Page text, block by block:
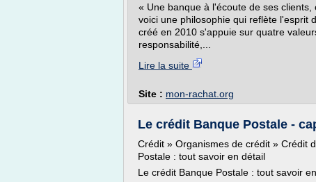
« Une banque à l'écoute de ses
voici une philosophie qui reflète l'esprit
créé en 2010 s'appuie sur quatre
responsabilité,...
Lire la suite
Site : mon-rachat.org
Le crédit Banque Postale -
Crédit » Organismes de crédit » Crédit
Postale : tout savoir en détail
Le crédit Banque Postale : tout savoir